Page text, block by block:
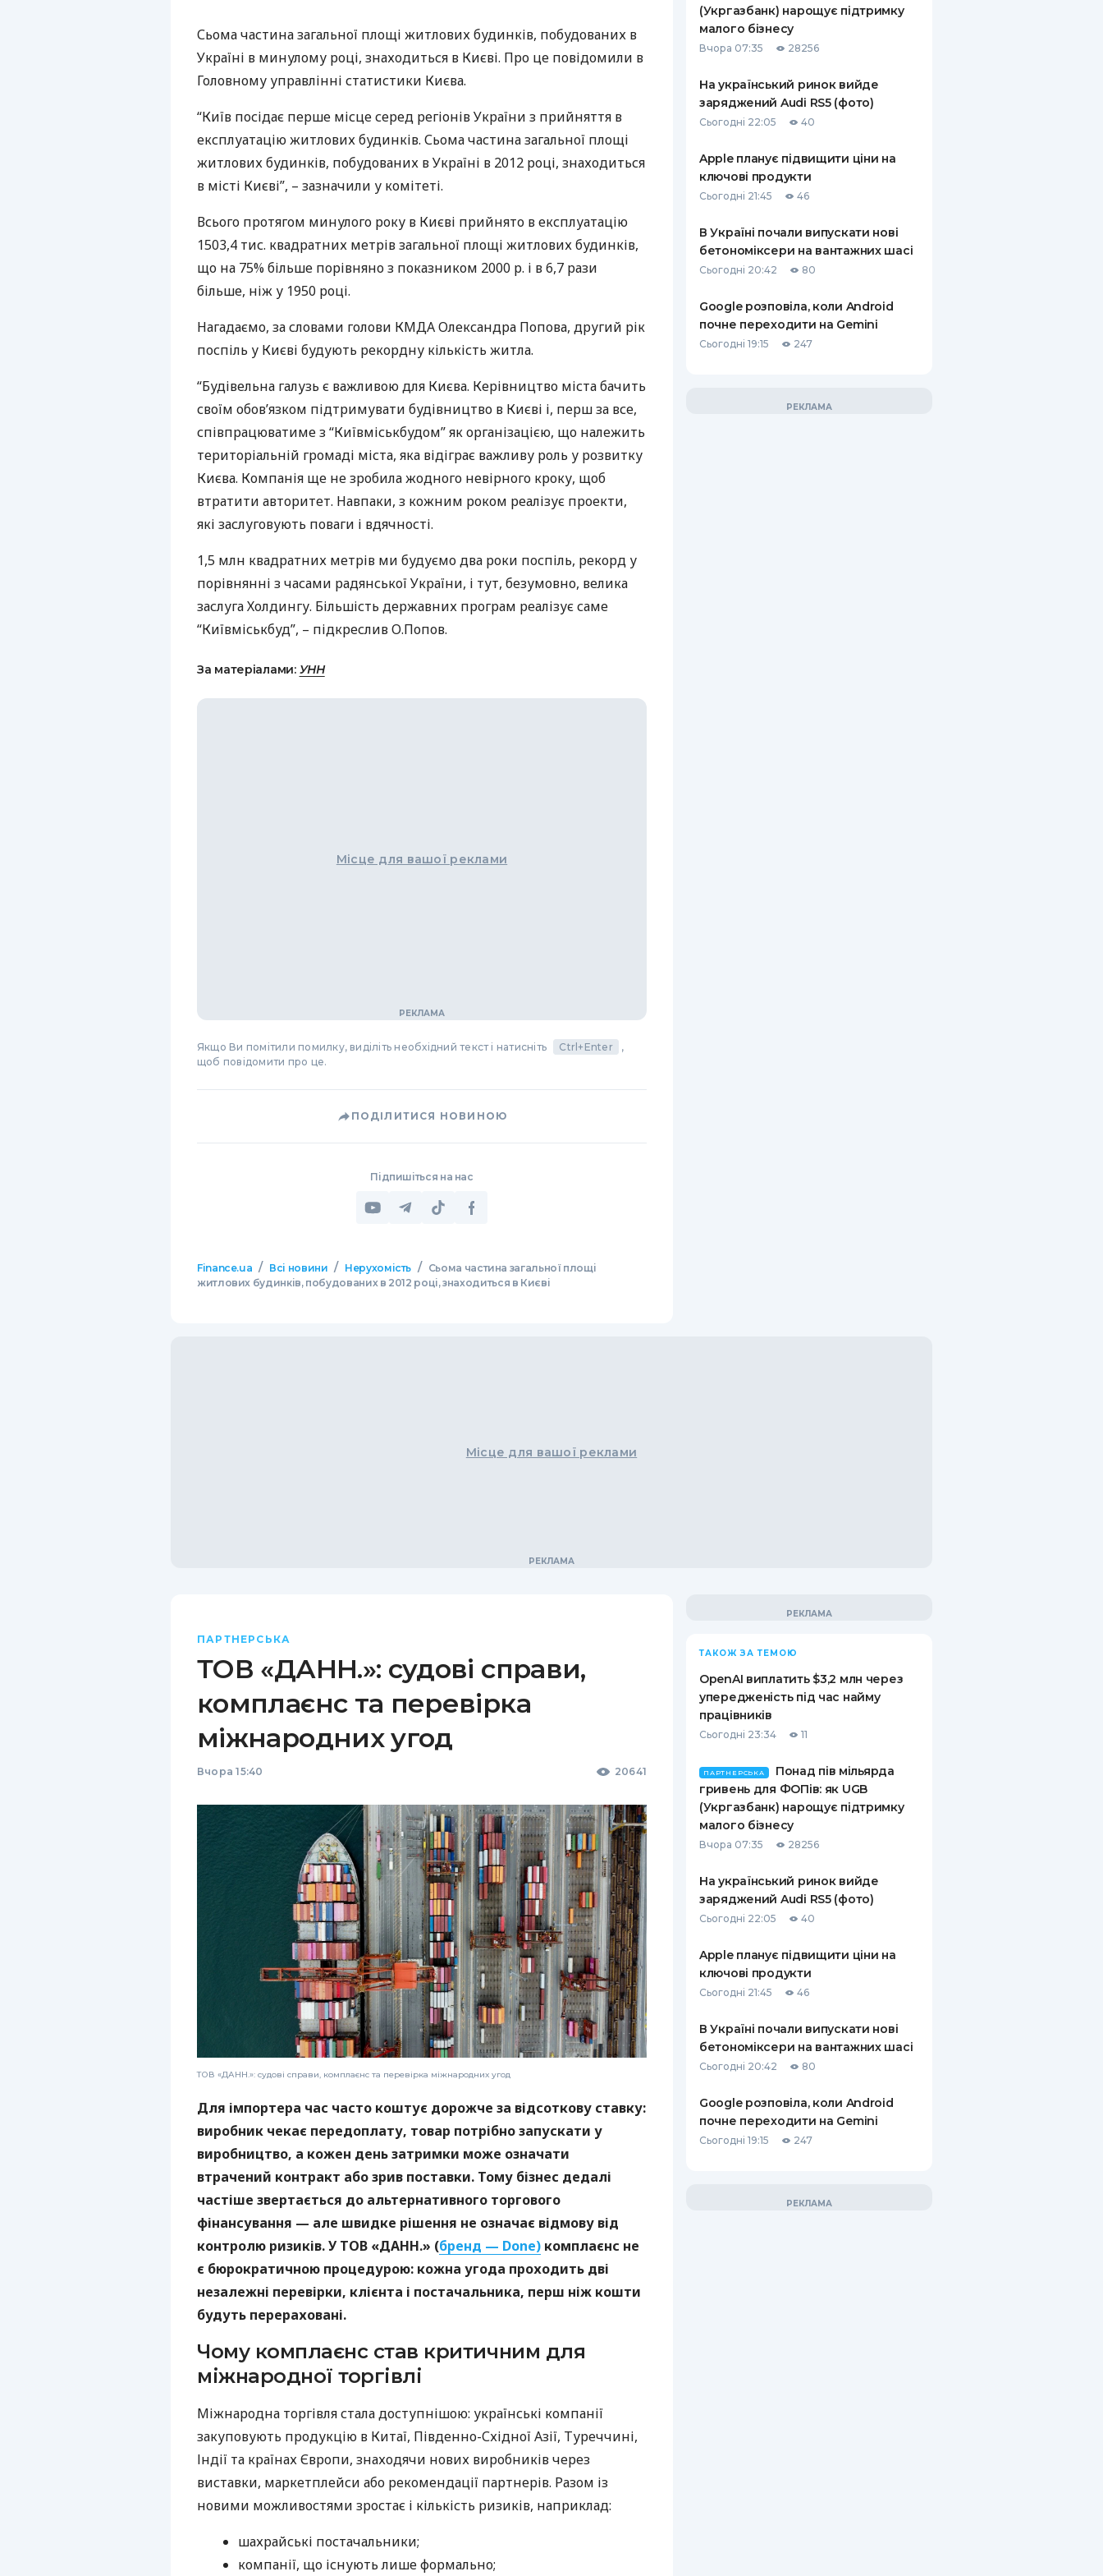
КАРТОК
ПУТІВНИКИ ПО
БАНКІВСЬКИХ КАРТКАХ
ПУТІВНИКИ ПО
СТРАХОВІ КОМПАНІЇ
КОМПАНІЇ
ДОСТАВКА І ОПЛАТА
Сьома частина загальної площі житлових будинків, побудованих в
Україні в минулому році, знаходиться в Києві. Про це повідомили в
Головному управлінні статистики Києва.
“Київ посідає перше місце серед регіонів України з прийняття в
експлуатацію житлових будинків. Сьома частина загальної площі
житлових будинків, побудованих в Україні в 2012 році, знаходиться
в місті Києві”, – зазначили у комітеті.
Всього протягом минулого року в Києві прийнято в експлуатацію
1503,4 тис. квадратних метрів загальної площі житлових будинків,
що на 75% більше порівняно з показником 2000 р. і в 6,7 рази
більше, ніж у 1950 році.
Нагадаємо, за словами голови КМДАОлександра Попова, другий рік
поспіль у Києві будують рекордну кількість житла.
“Будівельна галузь є важливою для Києва. Керівництво міста бачить
своїм обов’язком підтримувати будівництво в Києві і, перш за все,
співпрацюватиме з “Київміськбудом” як організацією, що належить
територіальній громаді міста, яка відіграє важливу роль у розвитку
Києва. Компанія ще не зробила жодного невірного кроку, щоб
втратити авторитет. Навпаки, з кожним роком реалізує проекти,
які заслуговують поваги і вдячності.
1,5 млн квадратних метрів ми будуємо два роки поспіль, рекорд у
порівнянні з часами радянської України, і тут, безумовно, велика
заслуга Холдингу. Більшість державних програм реалізує саме
“Київміськбуд”, – підкреслив О.Попов.
За матеріалами: УНН
Місце для вашої реклами
Якщо Ви помітили помилку, виділіть необхідний текст і натисніть Ctrl+Enter
,
щоб повідомити про це.
ПОДІЛИТИСЯ НОВИНОЮ
Підпишіться на нас
Finance.ua / Всі новини / Нерухомість /
Сьома частина загальної площі
житлових будинків, побудованих в 2012 році, знаходиться в Києві
(Укргазбанк) нарощує підтримку
малого бізнесу
Вчора 07:35 28256
На український ринок вийде
заряджений Audi RS5 (фото)
Сьогодні 22:05 40
Apple планує підвищити ціни на
ключові продукти
Сьогодні 21:45 46
В Україні почали випускати нові
бетономіксери на вантажних шасі
Сьогодні 20:42 80
Google розповіла, коли Android
почне переходити на Gemini
Сьогодні 19:15 247
Місце для вашої реклами
ПАРТНЕРСЬКА
ТОВ «ДАНН.»: судові справи,
комплаєнс та перевірка
міжнародних угод
Вчора 15:40 20641
ТОВ «ДАНН.»: судові справи, комплаєнс та перевірка міжнародних угод
Для імпортера час часто коштує дорожче за відсоткову ставку:
виробник чекає передоплату, товар потрібно запускати у
виробництво, а кожен день затримки може означати
втрачений контракт або зрив поставки. Тому бізнес дедалі
частіше звертається до альтернативного торгового
фінансування — але швидке рішення не означає відмову від
контролю ризиків. У ТОВ «ДАНН.» (бренд — Done) комплаєнс не
є бюрократичною процедурою: кожна угода проходить дві
незалежні перевірки, клієнта і постачальника, перш ніж кошти
будуть перераховані.
Чому комплаєнс став критичним для
міжнародної торгівлі
Міжнародна торгівля стала доступнішою: українські компанії
закуповують продукцію в Китаї, Південно-Східної Азії, Туреччині,
Індії та країнах Європи, знаходячи нових виробників через
виставки, маркетплейси або рекомендації партнерів. Разом із
новими можливостями зростає і кількість ризиків, наприклад:
шахрайські постачальники;
компанії, що існують лише формально;
ТАКОЖ ЗА ТЕМОЮ
OpenAI виплатить $3,2 млн через
упередженість під час найму
працівників
Сьогодні 23:34 11
ПАРТНЕРСЬКА
Понад пів мільярда
гривень для ФОПів: як UGB
(Укргазбанк) нарощує підтримку
малого бізнесу
Вчора 07:35 28256
На український ринок вийде
заряджений Audi RS5 (фото)
Сьогодні 22:05 40
Apple планує підвищити ціни на
ключові продукти
Сьогодні 21:45 46
В Україні почали випускати нові
бетономіксери на вантажних шасі
Сьогодні 20:42 80
Google розповіла, коли Android
почне переходити на Gemini
Сьогодні 19:15 247